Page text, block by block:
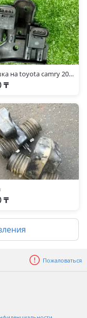
Катушка на toyota camry 20 2.2, Тойота Камри
₸
₸
Пожаловаться